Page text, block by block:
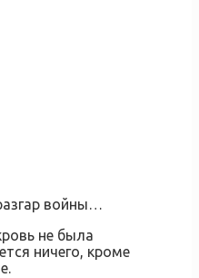
войны…
не была
ничего, кроме